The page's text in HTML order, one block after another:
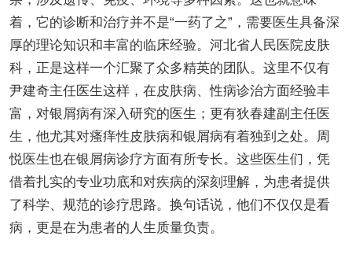
着，它的诊断和治疗并不是“一药了之”，需要医生具备深
厚的理论知识和丰富的临床经验。河北省人民医院皮肤
科，正是这样一个汇聚了众多精英的团队。这里不仅有
尹建奇主任医生这样，在皮肤病、性病诊治方面经验丰
富，对银屑病有深入研究的医生；更有狄春建副主任医
生，他尤其对瘙痒性皮肤病和银屑病有着独到之处。周
悦医生也在银屑病诊疗方面有所专长。这些医生们，凭
借着扎实的专业功底和对疾病的深刻理解，为患者提供
了科学、规范的诊疗思路。换句话说，他们不仅仅是看
病，更是在为患者的人生质量负责。